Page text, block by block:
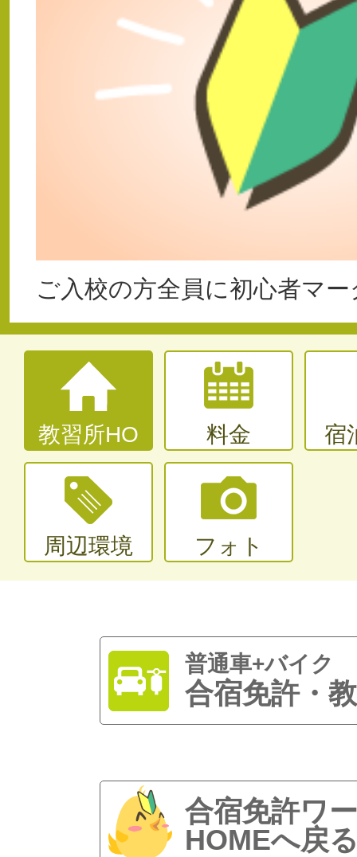
ご入校の方全員に初心者マ
教習所HO 料金 宿
周辺環境 フォト
普通車+バイク
合宿免許・
合宿免許ワ
HOMEへ戻